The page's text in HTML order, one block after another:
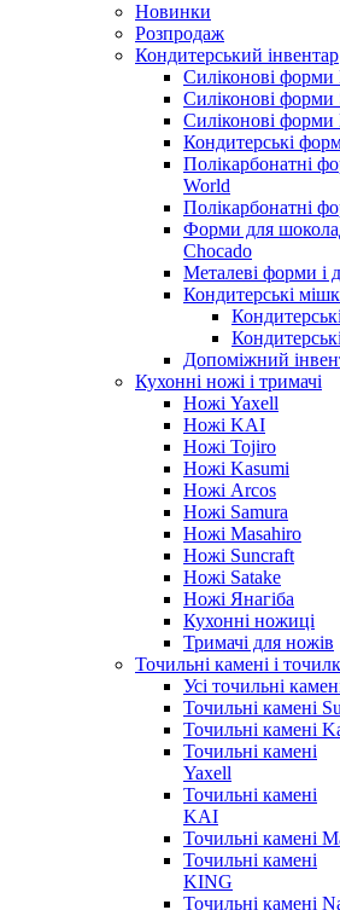
Новинки
Розпродаж
Кондитерський інвентар
Силіконові форми
Силіконові форми
Силіконові
Кондитерські
Полікарбонатні
World
Полікарбонатні
Форми для
Chocado
Металеві форми і
Кондитерські
Допоміжний
Кухонні ножі і тримачі
Ножі Yaxell
Ножі KAI
Ножі Tojiro
Ножі Kasumi
Ножі Arcos
Ножі Samura
Ножі Masahiro
Ножі Suncraft
Ножі Satake
Ножі Янагіба
Кухонні ножиці
Тримачі для ножів
Точильні камені і
Усі точильні
Точильні камені
Точильні камені
Точильні камені
Yaxell
Точильні камені
KAI
Точильні камені
Точильні камені
KING
Точильні камені